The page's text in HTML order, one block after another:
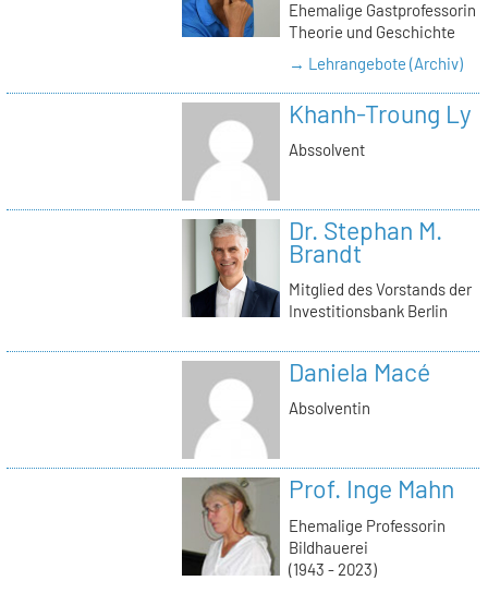
Ehemalige Gastprofessorin
Theorie und Geschichte
→ Lehrangebote (Archiv)
Khanh-Troung Ly
Abssolvent
Dr. Stephan M.
Brandt
Mitglied des Vorstands der
Investitionsbank Berlin
Daniela Macé
Absolventin
Prof. Inge Mahn
Ehemalige Professorin
Bildhauerei
(1943 - 2023)